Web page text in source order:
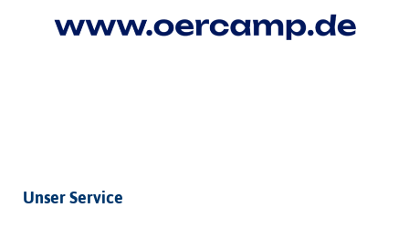
Unser Service